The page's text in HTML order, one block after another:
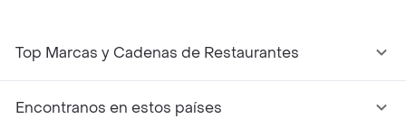
Top Marcas y Cadenas de Restaurantes
Encontranos en estos países